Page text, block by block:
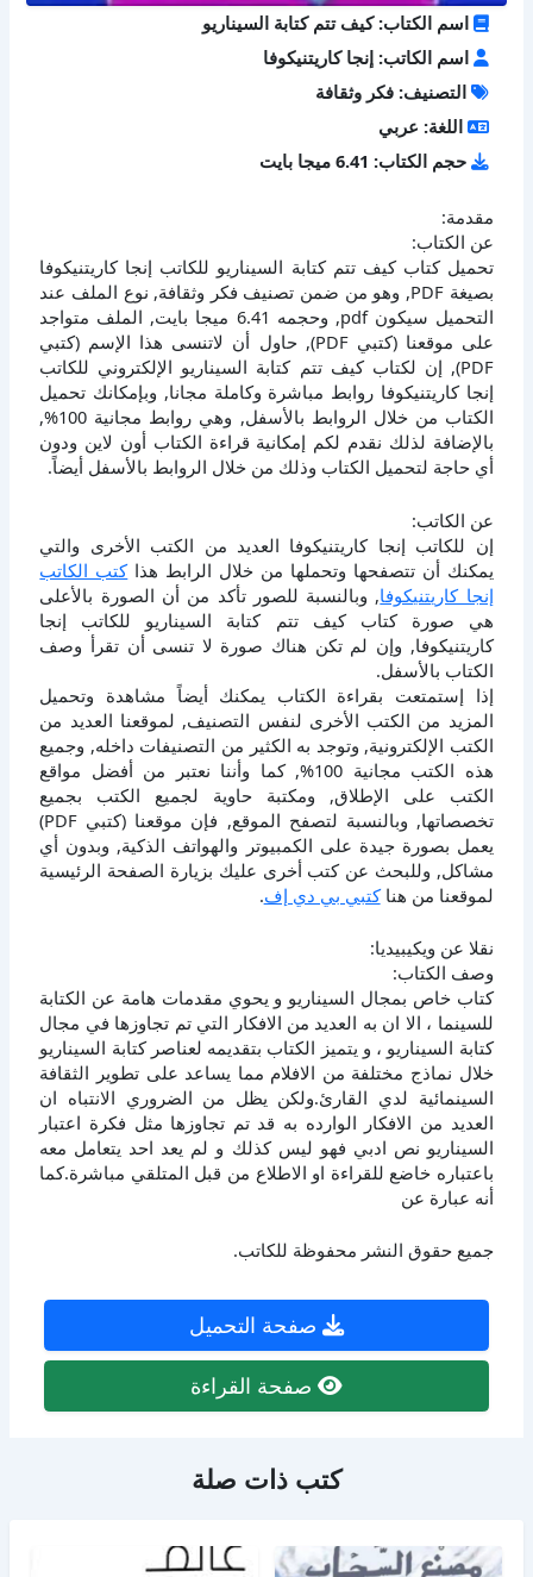
اسم الكتاب: كيف تتم كتابة السيناريو
اسم الكاتب: إنجا كاريتنيكوفا
التصنيف: فكر وثقافة
اللغة: عربي
حجم الكتاب: 6.41 ميجا بايت
مقدمة:
عن الكتاب:
تحميل كتاب كيف تتم كتابة السيناريو للكاتب إنجا كاريتنيكوفا
بصيغة PDF, وهو من ضمن تصنيف فكر وثقافة, نوع الملف عند
التحميل سيكون pdf, وحجمه 6.41 ميجا بايت, الملف متواجد
على موقعنا (كتبي PDF), حاول أن لاتنسى هذا الإسم (كتبي
PDF), إن لكتاب كيف تتم كتابة السيناريو الإلكتروني للكاتب
إنجا كاريتنيكوفا روابط مباشرة وكاملة مجانا, وبإمكانك تحميل
الكتاب من خلال الروابط بالأسفل, وهي روابط مجانية 100%,
بالإضافة لذلك نقدم لكم إمكانية قراءة الكتاب أون لاين ودون
أي حاجة لتحميل الكتاب وذلك من خلال الروابط بالأسفل أيضاً.
عن الكاتب:
إن للكاتب إنجا كاريتنيكوفا العديد من الكتب الأخرى والتي
يمكنك أن تتصفحها وتحملها من خلال الرابط هذاكتب الكاتب
إنجا كاريتنيكوفا, وبالنسبة للصور تأكد من أن الصورة بالأعلى
هي صورة كتاب كيف تتم كتابة السيناريو للكاتب إنجا
كاريتنيكوفا, وإن لم تكن هناك صورة لا تنسى أن تقرأ وصف
الكتاب بالأسفل.
إذا إستمتعت بقراءة الكتاب يمكنك أيضاً مشاهدة وتحميل
المزيد من الكتب الأخرى لنفس التصنيف, لموقعنا العديد من
الكتب الإلكترونية, وتوجد به الكثير من التصنيفات داخله, وجميع
هذه الكتب مجانية 100%, كما وأننا نعتبر من أفضل مواقع
الكتب على الإطلاق, ومكتبة حاوية لجميع الكتب بجميع
تخصصاتها, وبالنسبة لتصفح الموقع, فإن موقعنا (كتبي PDF)
يعمل بصورة جيدة على الكمبيوتر والهواتف الذكية, وبدون أي
مشاكل, وللبحث عن كتب أخرى عليك بزيارة الصفحة الرئيسية
لموقعنا من هناكتبي بي دي إف.
نقلا عن ويكيبيديا:
وصف الكتاب:
كتاب خاص بمجال السيناريو و يحوي مقدمات هامة عن الكتابة
للسينما ، الا ان به العديد من الافكار التي تم تجاوزها في مجال
كتابة السيناريو ، و يتميز الكتاب بتقديمه لعناصر كتابة السيناريو
خلال نماذج مختلفة من الافلام مما يساعد على تطوير الثقافة
السينمائية لدي القارئ.ولكن يظل من الضروري الانتباه ان
العديد من الافكار الوارده به قد تم تجاوزها مثل فكرة اعتبار
السيناريو نص ادبي فهو ليس كذلك و لم يعد احد يتعامل معه
باعتباره خاضع للقراءة او الاطلاع من قبل المتلقي مباشرة.كما
أنه عبارة عن
جميع حقوق النشر محفوظة للكاتب.
صفحة التحميل
صفحة القراءة
كتب ذات صلة